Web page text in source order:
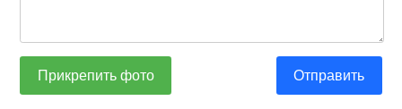
Прикрепить фото Отправить